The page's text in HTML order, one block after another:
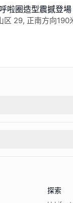
啦圈造型震撼登
区 29, 正南方向
探索